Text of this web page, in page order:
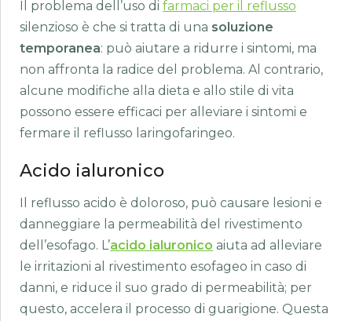
Il problema dell’uso di farmaci per il reflusso
silenzioso è che si tratta di una soluzione
temporanea: può aiutare a ridurre i sintomi, ma
non affronta la radice del problema. Al contrario,
alcune modifiche alla dieta e allo stile di vita
possono essere efficaci per alleviare i sintomi e
fermare il reflusso laringofaringeo.
Acido ialuronico
Il reflusso acido è doloroso, può causare lesioni e
danneggiare la permeabilità del rivestimento
dell’esofago. L’acido ialuronico aiuta ad alleviare
le irritazioni al rivestimento esofageo in caso di
danni, e riduce il suo grado di permeabilità; per
questo, accelera il processo di guarigione. Questa